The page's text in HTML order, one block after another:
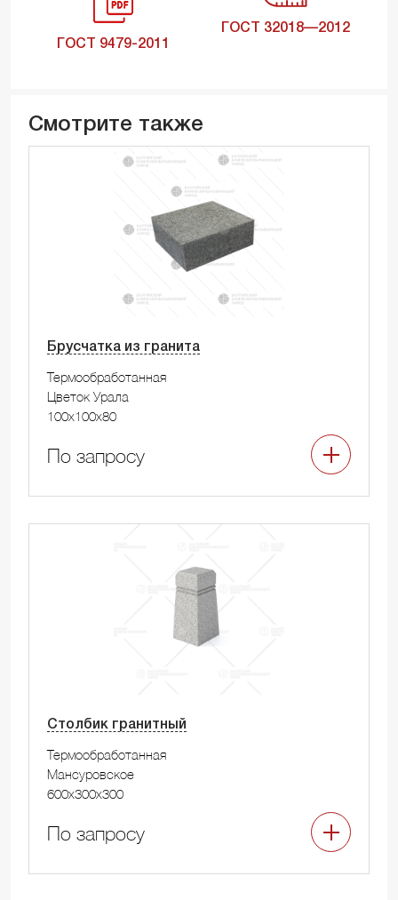
ГОСТ 9479-2011
ГОСТ 32018—2012
Смотрите также
Брусчатка из гранита
Термообработанная
Цветок Урала
100x100x80
По запросу
Столбик гранитный
Термообработанная
Мансуровское
600x300x300
По запросу